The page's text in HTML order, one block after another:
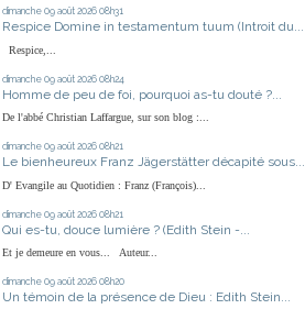
dimanche 09 août 2026 08h31
Respice Domine in testamentum tuum (Introit du...
Respice,...
dimanche 09 août 2026 08h24
Homme de peu de foi, pourquoi as-tu douté ?...
De l'abbé Christian Laffargue, sur son blog :...
dimanche 09 août 2026 08h21
Le bienheureux Franz Jägerstätter décapité sous...
D' Evangile au Quotidien : Franz (François)...
dimanche 09 août 2026 08h21
Qui es-tu, douce lumière ? (Edith Stein -...
Et je demeure en vous... Auteur...
dimanche 09 août 2026 08h20
Un témoin de la présence de Dieu : Edith Stein...